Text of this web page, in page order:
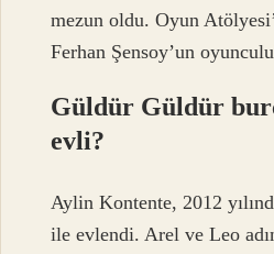
mezun oldu. Oyun
Ferhan Şensoy’un
Güldür Güldür
evli?
Aylin Kontente, 2012
ile evlendi. Arel ve Leo